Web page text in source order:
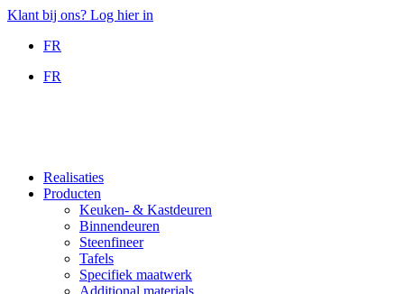
Ga
Klant bij ons? Log hier in
FR
FR
Realisaties
Producten
Keuken- & Kastdeuren
Binnendeuren
Steenfineer
Tafels
Specifiek maatwerk
Additional materials